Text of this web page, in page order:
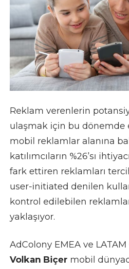
Reklam verenlerin
ulaşmak için bu dönemde
mobil reklamlar alanına
katılımcıların %26’sı
fark ettiren reklamları
user-initiated denilen
kontrol edilebilen
yaklaşıyor.
AdColony EMEA ve
Volkan Biçer mobil